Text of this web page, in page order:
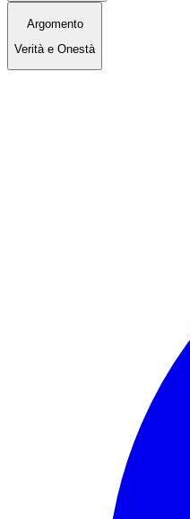
Argomento
Verità e Onestà